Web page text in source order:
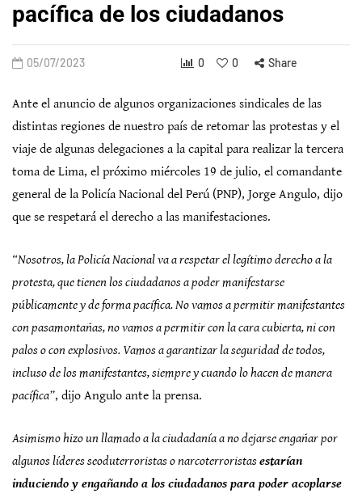
pacífica de los ciudadanos
05/07/2023 0 0 Share
Ante el anuncio de algunos organizaciones sindicales de las
distintas regiones de nuestro país de retomar las protestas y el
viaje de algunas delegaciones a la capital para realizar la tercera
toma de Lima, el próximo miércoles 19 de julio, el comandante
general de la Policía Nacional del Perú (PNP), Jorge Angulo, dijo
que se respetará el derecho a las manifestaciones.
“Nosotros, la Policía Nacional va a respetar el legítimo derecho a la
protesta, que tienen los ciudadanos a poder manifestarse
públicamente y de forma pacífica. No vamos a permitir manifestantes
con pasamontañas, no vamos a permitir con la cara cubierta, ni con
palos o con explosivos. Vamos a garantizar la seguridad de todos,
incluso de los manifestantes, siempre y cuando lo hacen de manera
pacífica”, dijo Angulo ante la prensa.
Asimismo hizo un llamado a la ciudadanía a no dejarse engañar por
algunos líderes seoduterroristas o narcoterroristasestarían
induciendo y engañando a los ciudadanos para poder acoplarse